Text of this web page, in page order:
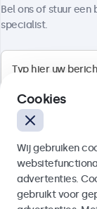
Nederlands
Bel ons of stuur
specialist.
Cookies
Wij gebruiken
advertenties.
gebruikt voor